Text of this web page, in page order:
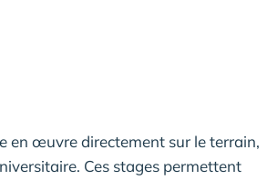
en œuvre directement sur le terrain,
Ces stages permettent